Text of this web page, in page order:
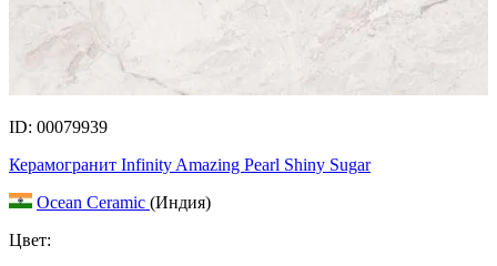
ID: 00079939
Керамогранит Infinity Amazing Pearl Shiny Sugar
Ocean Ceramic (Индия)
Цвет: